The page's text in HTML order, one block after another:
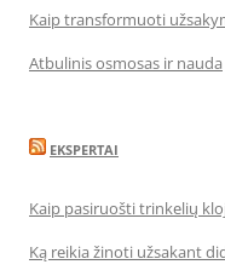
Kaip transformuoti
Atbulinis osmosas ir nauda
EKSPERTAI
Kaip pasiruošti trinkelių
Ką reikia žinoti užsakant